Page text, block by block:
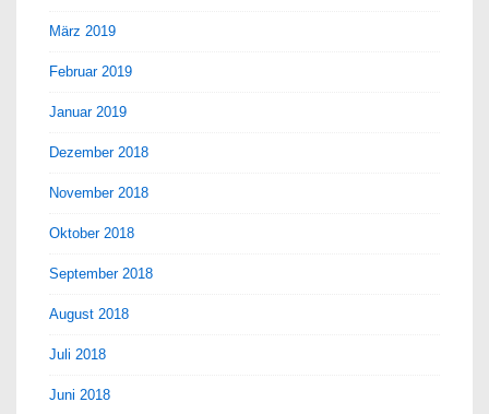
März 2019
Februar 2019
Januar 2019
Dezember 2018
November 2018
Oktober 2018
September 2018
August 2018
Juli 2018
Juni 2018